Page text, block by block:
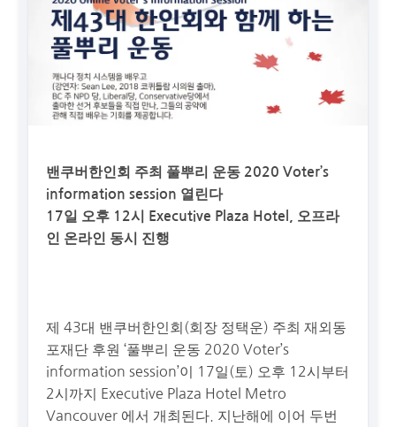
밴쿠버한인회 주최 풀뿌리 운동 2020 Voter’s
information session 열린다
17일 오후 12시 Executive Plaza Hotel, 오프라
인 온라인 동시 진행
제 43대 밴쿠버한인회(회장 정택운) 주최 재외동
포재단 후원 ‘풀뿌리 운동 2020 Voter’s
information session’이 17일(토) 오후 12시부터
2시까지 Executive Plaza Hotel Metro
Vancouver 에서 개최된다. 지난해에 이어 두번